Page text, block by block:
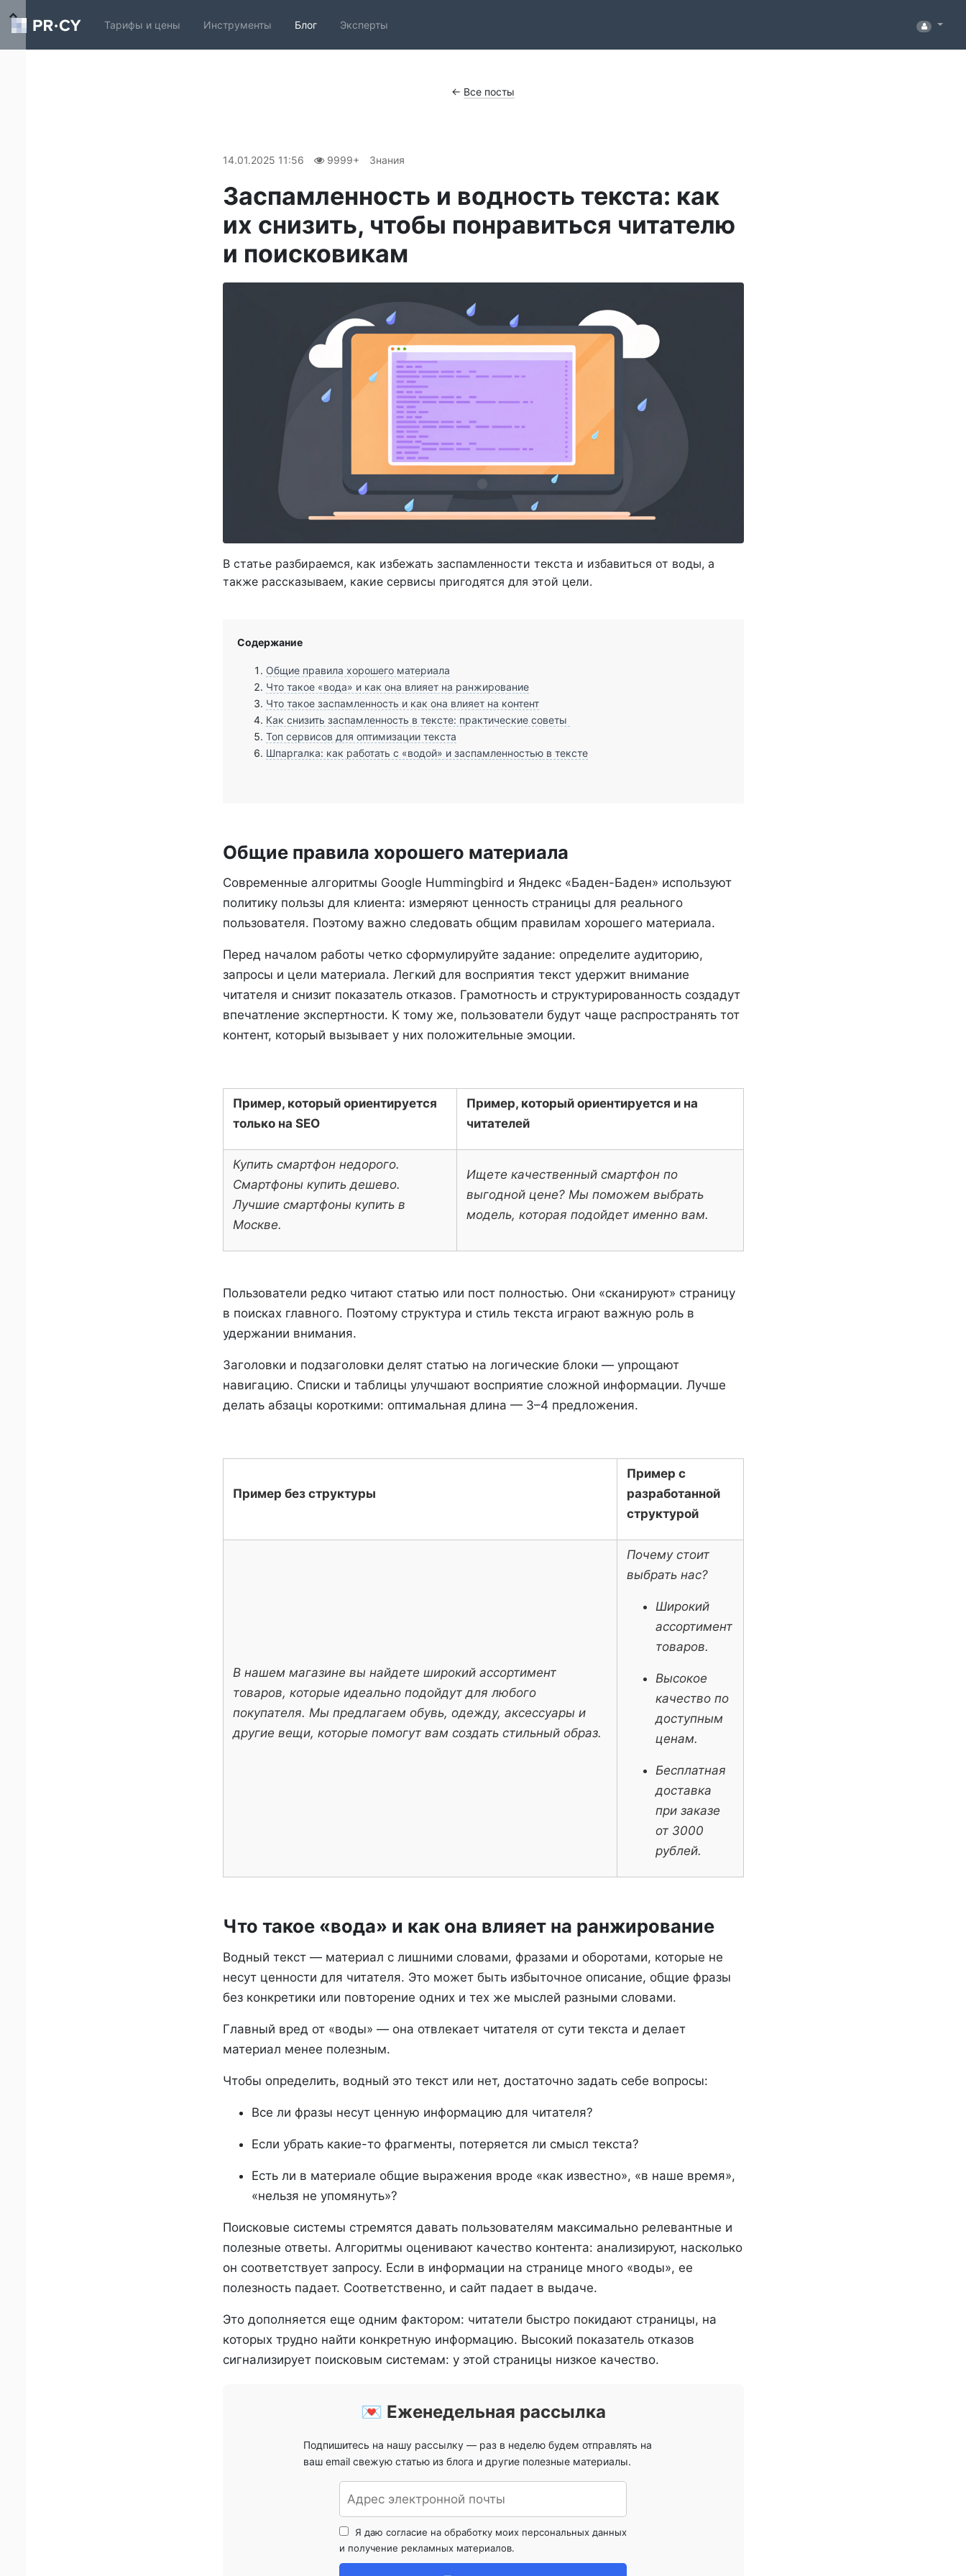
Тарифы и цены Инструменты Блог Эксперты
← Все посты
14.01.2025 11:56 9999+ Знания
Заспамленность и водность текста: как
их снизить, чтобы понравиться читателю
и поисковикам
В статье разбираемся, как избежать заспамленности текста и избавиться от воды, а
также рассказываем, какие сервисы пригодятся для этой цели.
Содержание
Общие правила хорошего материала
Что такое «вода» и как она влияет на ранжирование
Что такое заспамленность и как она влияет на контент
Как снизить заспамленность в тексте: практические советы
Топ сервисов для оптимизации текста
Шпаргалка: как работать с «водой» и заспамленностью в тексте
Общие правила хорошего материала
Современные алгоритмы Google Hummingbird и Яндекс «Баден-Баден» используют
политику пользы для клиента: измеряют ценность страницы для реального
пользователя. Поэтому важно следовать общим правилам хорошего материала.
Перед началом работы четко сформулируйте задание: определите аудиторию,
запросы и цели материала. Легкий для восприятия текст удержит внимание
читателя и снизит показатель отказов. Грамотность и структурированность создадут
впечатление экспертности. К тому же, пользователи будут чаще распространять тот
контент, который вызывает у них положительные эмоции.
Пример, который ориентируется
только на SEO
Пример, который ориентируется и на
читателей
Купить смартфон недорого.
Смартфоны купить дешево.
Лучшие смартфоны купить в
Москве.
Ищете качественный смартфон по
выгодной цене? Мы поможем выбрать
модель, которая подойдет именно вам.
Пользователи редко читают статью или пост полностью. Они «сканируют» страницу
в поисках главного. Поэтому структура и стиль текста играют важную роль в
удержании внимания.
Заголовки и подзаголовки делят статью на логические блоки — упрощают
навигацию. Списки и таблицы улучшают восприятие сложной информации. Лучше
делать абзацы короткими: оптимальная длина — 3–4 предложения.
Пример без структуры
Пример с
разработанной
структурой
В нашем магазине вы найдете широкий ассортимент
товаров, которые идеально подойдут для любого
покупателя. Мы предлагаем обувь, одежду, аксессуары и
другие вещи, которые помогут вам создать стильный образ.
Почему стоит
выбрать нас?
Широкий
ассортимент
товаров.
Высокое
качество по
доступным
ценам.
Бесплатная
доставка
при заказе
от 3000
рублей.
Что такое «вода» и как она влияет на ранжирование
Водный текст — материал с лишними словами, фразами и оборотами, которые не
несут ценности для читателя. Это может быть избыточное описание, общие фразы
без конкретики или повторение одних и тех же мыслей разными словами.
Главный вред от «воды» — она отвлекает читателя от сути текста и делает
материал менее полезным.
Чтобы определить, водный это текст или нет, достаточно задать себе вопросы:
Все ли фразы несут ценную информацию для читателя?
Если убрать какие-то фрагменты, потеряется ли смысл текста?
Есть ли в материале общие выражения вроде «как известно», «в наше время»,
«нельзя не упомянуть»?
Поисковые системы стремятся давать пользователям максимально релевантные и
полезные ответы. Алгоритмы оценивают качество контента: анализируют, насколько
он соответствует запросу. Если в информации на странице много «воды», ее
полезность падает. Соответственно, и сайт падает в выдаче.
Это дополняется еще одним фактором: читатели быстро покидают страницы, на
которых трудно найти конкретную информацию. Высокий показатель отказов
сигнализирует поисковым системам: у этой страницы низкое качество.
💌 Еженедельная рассылка
Подпишитесь на нашу рассылку — раз в неделю будем отправлять на
ваш email свежую статью из блога и другие полезные материалы.
Я даю согласие на обработку моих персональных данных
и получение рекламных материалов.